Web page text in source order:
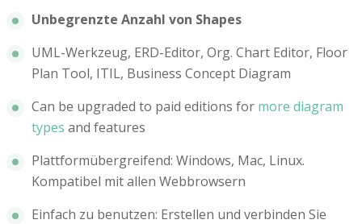
Unbegrenzte Anzahl von Shapes
UML-Werkzeug, ERD-Editor, Org. Chart Editor, Floor
Plan Tool, ITIL, Business Concept Diagram
Can be upgraded to paid editions for more diagram
types and features
Plattformübergreifend: Windows, Mac, Linux.
Kompatibel mit allen Webbrowsern
Einfach zu benutzen: Erstellen und verbinden Sie